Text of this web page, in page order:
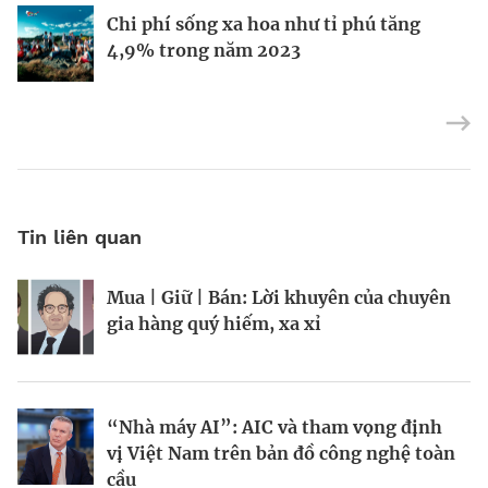
Chi phí sống xa hoa như tỉ phú tăng
4,9% trong năm 2023
Định vị doanh nghiệp Việt trên bản đồ
kinh tế toàn cầu
“Bà hoàng” trang điểm Bobbi Brown
chuyển kênh dạy làm đẹp
Tin liên quan
Mua | Giữ | Bán: Lời khuyên của chuyên
gia hàng quý hiếm, xa xỉ
“Nhà máy AI”: AIC và tham vọng định
vị Việt Nam trên bản đồ công nghệ toàn
cầu
Kinh Bắc gia nhập lĩnh vực AI với dự án
tỷ đô
Chiến lược bảo vệ vốn trước rủi ro thị
trường
Tiền cũng mọc trên cây, chỉ là hơi chậm
chút?
Chuyên gia “theo dõi” tỷ phú